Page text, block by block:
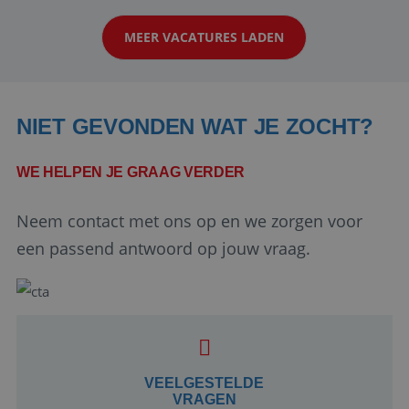
klanten te overtuigen om die droomreis te
boeken! ...
MEER VACATURES LADEN
NIET GEVONDEN WAT JE ZOCHT?
WE HELPEN JE GRAAG VERDER
Neem contact met ons op en we zorgen voor
een passend antwoord op jouw vraag.
VEELGESTELDE
VRAGEN
Google Privacy Policy